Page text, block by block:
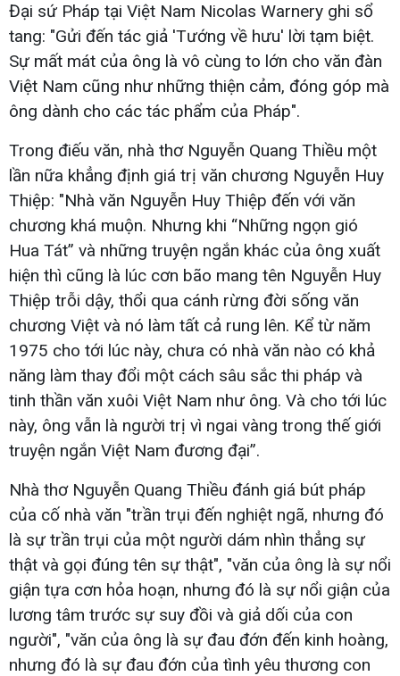
Đại sứ Pháp tại Việt Nam Nicolas Warnery ghi sổ
tang: "Gửi đến tác giả 'Tướng về hưu' lời tạm biệt.
Sự mất mát của ông là vô cùng to lớn cho văn đàn
Việt Nam cũng như những thiện cảm, đóng góp mà
ông dành cho các tác phẩm của Pháp".
Trong điếu văn, nhà thơ Nguyễn Quang Thiều một
lần nữa khẳng định giá trị văn chương Nguyễn Huy
Thiệp: "Nhà văn Nguyễn Huy Thiệp đến với văn
chương khá muộn. Nhưng khi “Những ngọn gió
Hua Tát” và những truyện ngắn khác của ông xuất
hiện thì cũng là lúc cơn bão mang tên Nguyễn Huy
Thiệp trỗi dậy, thổi qua cánh rừng đời sống văn
chương Việt và nó làm tất cả rung lên. Kể từ năm
1975 cho tới lúc này, chưa có nhà văn nào có khả
năng làm thay đổi một cách sâu sắc thi pháp và
tinh thần văn xuôi Việt Nam như ông. Và cho tới lúc
này, ông vẫn là người trị vì ngai vàng trong thế giới
truyện ngắn Việt Nam đương đại”.
Nhà thơ Nguyễn Quang Thiều đánh giá bút pháp
của cố nhà văn "trần trụi đến nghiệt ngã, nhưng đó
là sự trần trụi của một người dám nhìn thẳng sự
thật và gọi đúng tên sự thật", "văn của ông là sự nổi
giận tựa cơn hỏa hoạn, nhưng đó là sự nổi giận của
lương tâm trước sự suy đồi và giả dối của con
người", "văn của ông là sự đau đớn đến kinh hoàng,
nhưng đó là sự đau đớn của tình yêu thương con